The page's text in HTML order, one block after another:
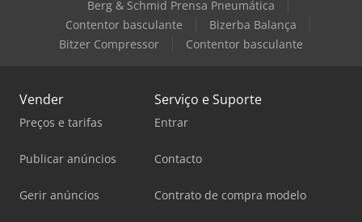
Berg & Schmid Prensa Pneumática
Contentor basculante
Bizerba Balança
Bitzer Compressor
Contentor basculante
Vender
Preços e tarifas
Publicar anúncios
Gerir anúncios
Serviço e Suporte
Entrar
Contacto
Contrato de compra modelo